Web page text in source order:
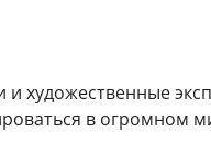
и художественные
в огромном